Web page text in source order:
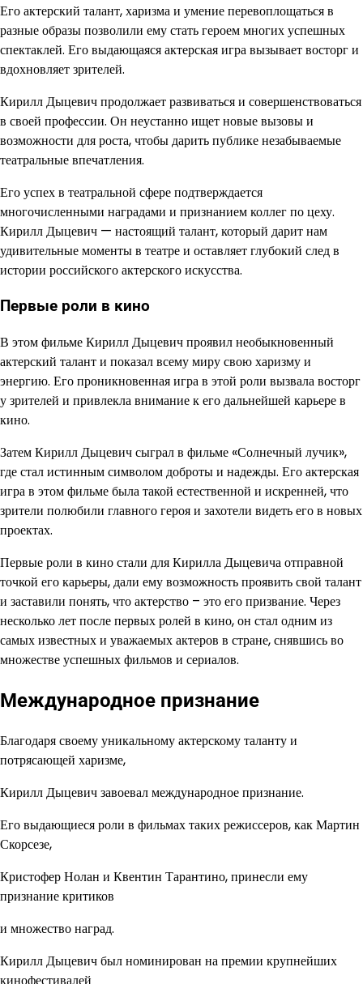
Его актерский талант, харизма и умение перевоплощаться в
разные образы позволили ему стать героем многих успешных
спектаклей. Его выдающаяся актерская игра вызывает восторг и
вдохновляет зрителей.
Кирилл Дыцевич продолжает развиваться и совершенствоваться
в своей профессии. Он неустанно ищет новые вызовы и
возможности для роста, чтобы дарить публике незабываемые
театральные впечатления.
Его успех в театральной сфере подтверждается
многочисленными наградами и признанием коллег по цеху.
Кирилл Дыцевич — настоящий талант, который дарит нам
удивительные моменты в театре и оставляет глубокий след в
истории российского актерского искусства.
Первые роли в кино
В этом фильме Кирилл Дыцевич проявил необыкновенный
актерский талант и показал всему миру свою харизму и
энергию. Его проникновенная игра в этой роли вызвала восторг
у зрителей и привлекла внимание к его дальнейшей карьере в
кино.
Затем Кирилл Дыцевич сыграл в фильме «Солнечный лучик»,
где стал истинным символом доброты и надежды. Его актерская
игра в этом фильме была такой естественной и искренней, что
зрители полюбили главного героя и захотели видеть его в новых
проектах.
Первые роли в кино стали для Кирилла Дыцевича отправной
точкой его карьеры, дали ему возможность проявить свой талант
и заставили понять, что актерство – это его призвание. Через
несколько лет после первых ролей в кино, он стал одним из
самых известных и уважаемых актеров в стране, снявшись во
множестве успешных фильмов и сериалов.
Международное признание
Благодаря своему уникальному актерскому таланту и
потрясающей харизме,
Кирилл Дыцевич завоевал международное признание.
Его выдающиеся роли в фильмах таких режиссеров, как Мартин
Скорсезе,
Кристофер Нолан и Квентин Тарантино, принесли ему
признание критиков
и множество наград.
Кирилл Дыцевич был номинирован на премии крупнейших